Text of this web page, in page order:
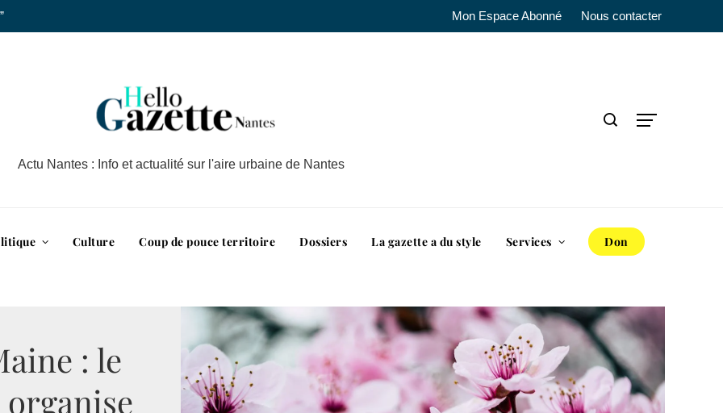
Mon Espace Abonné Nous contacter
Actu Nantes : Info et actualité sur l'aire urbaine de Nantes
Culture Coup de pouce territoire Dossiers La gazette a du style Services Don
: le